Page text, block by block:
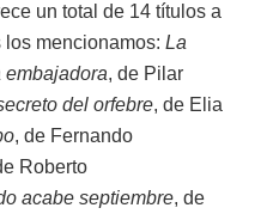
un total de 14 títulos a
los mencionamos: La
embajadora, de Pilar
del orfebre, de Elia
, de Fernando
Roberto
acabe septiembre, de